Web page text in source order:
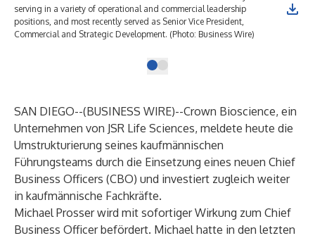
serving in a variety of operational and commercial leadership
positions, and most recently served as Senior Vice President,
Commercial and Strategic Development. (Photo: Business Wire)
SAN DIEGO--(BUSINESS WIRE)--Crown Bioscience, ein
Unternehmen von JSR Life Sciences, meldete heute die
Umstrukturierung seines kaufmännischen
Führungsteams durch die Einsetzung eines neuen Chief
Business Officers (CBO) und investiert zugleich weiter
in kaufmännische Fachkräfte.
Michael Prosser wird mit sofortiger Wirkung zum Chief
Business Officer befördert. Michael hatte in den letzten